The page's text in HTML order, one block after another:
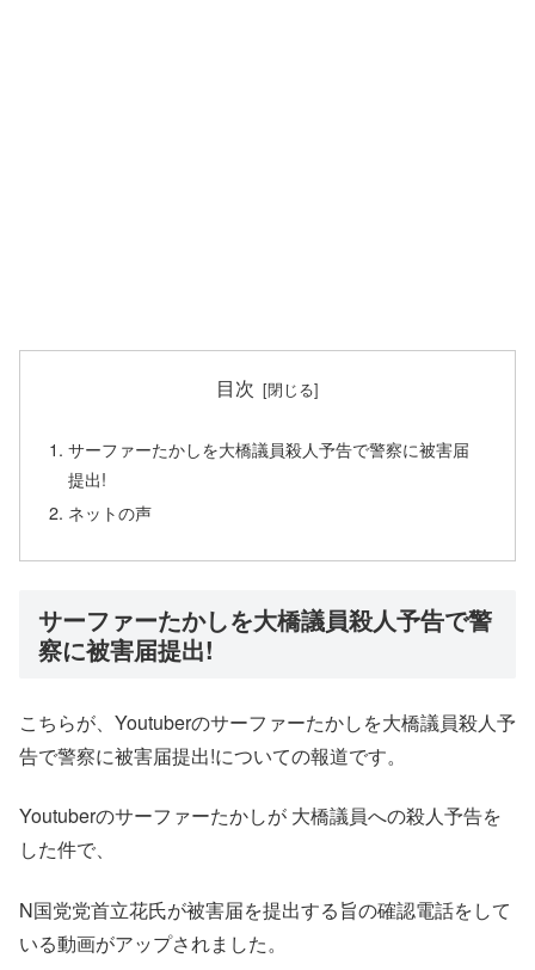
目次
サーファーたかしを大橋議員殺人予告で警察に被害届
提出!
ネットの声
サーファーたかしを大橋議員殺人予告で警
察に被害届提出!
こちらが、Youtuberのサーファーたかしを大橋議員殺人予
告で警察に被害届提出!についての報道です。
Youtuberのサーファーたかしが 大橋議員への殺人予告を
した件で、
N国党党首立花氏が被害届を提出する旨の確認電話をして
いる動画がアップされました。